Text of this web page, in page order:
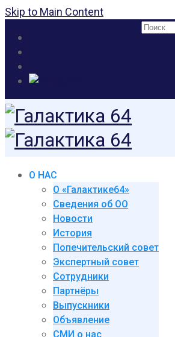
Skip to Main Content
Поиск:
О НАС
О «Галактике64»
Сведения об ОО
Новости
История
Попечительский совет
Экспертный совет
Сотрудники
Партнёры
Выпускники
Объявление
СМИ о нас